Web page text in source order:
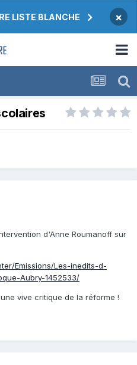
LISTE BLANCHE ×
d'Anne Roumanoff sur
Emissions/Les-inedits-d-
Aubry-1452533/
vive critique de la réforme !